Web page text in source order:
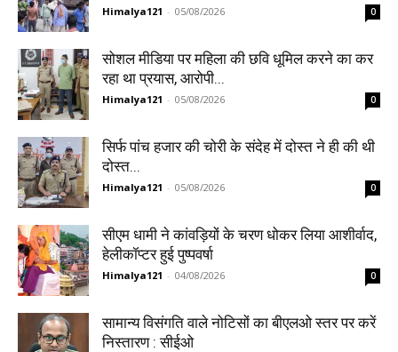
Himalya121 - 05/08/2026 0
सोशल मीडिया पर महिला की छवि धूमिल करने का कर
रहा था प्रयास, आरोपी...
Himalya121 - 05/08/2026 0
सिर्फ पांच हजार की चोरी के संदेह में दोस्त ने ही की थी
दोस्त...
Himalya121 - 05/08/2026 0
सीएम धामी ने कांवड़ियों के चरण धोकर लिया आशीर्वाद,
हेलीकॉप्टर हुई पुष्पवर्षा
Himalya121 - 04/08/2026 0
सामान्य विसंगति वाले नोटिसों का बीएलओ स्तर पर करें
निस्तारण : सीईओ